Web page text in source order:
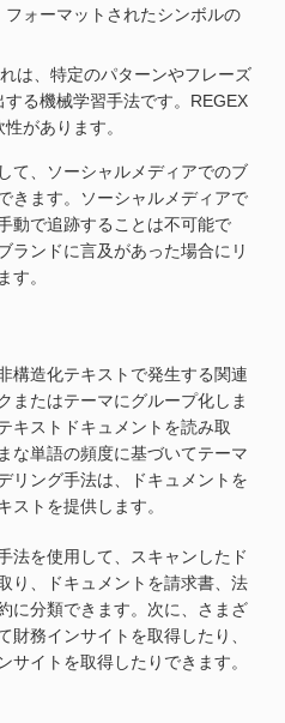
ォーマットされたシンボルの
は、特定のパターンやフレーズ
る機械学習手法です。REGEX
があります。
て、ソーシャルメディアでのブ
きます。ソーシャルメディアで
動で追跡することは不可能で
ランドに言及があった場合にリ
す。
構造化テキストで発生する関連
またはテーマにグループ化しま
キストドキュメントを読み取
な単語の頻度に基づいてテーマ
リング手法は、ドキュメントを
ストを提供します。
法を使用して、スキャンしたド
り、ドキュメントを請求書、法
に分類できます。次に、さまざ
財務インサイトを取得したり、
サイトを取得したりできます。